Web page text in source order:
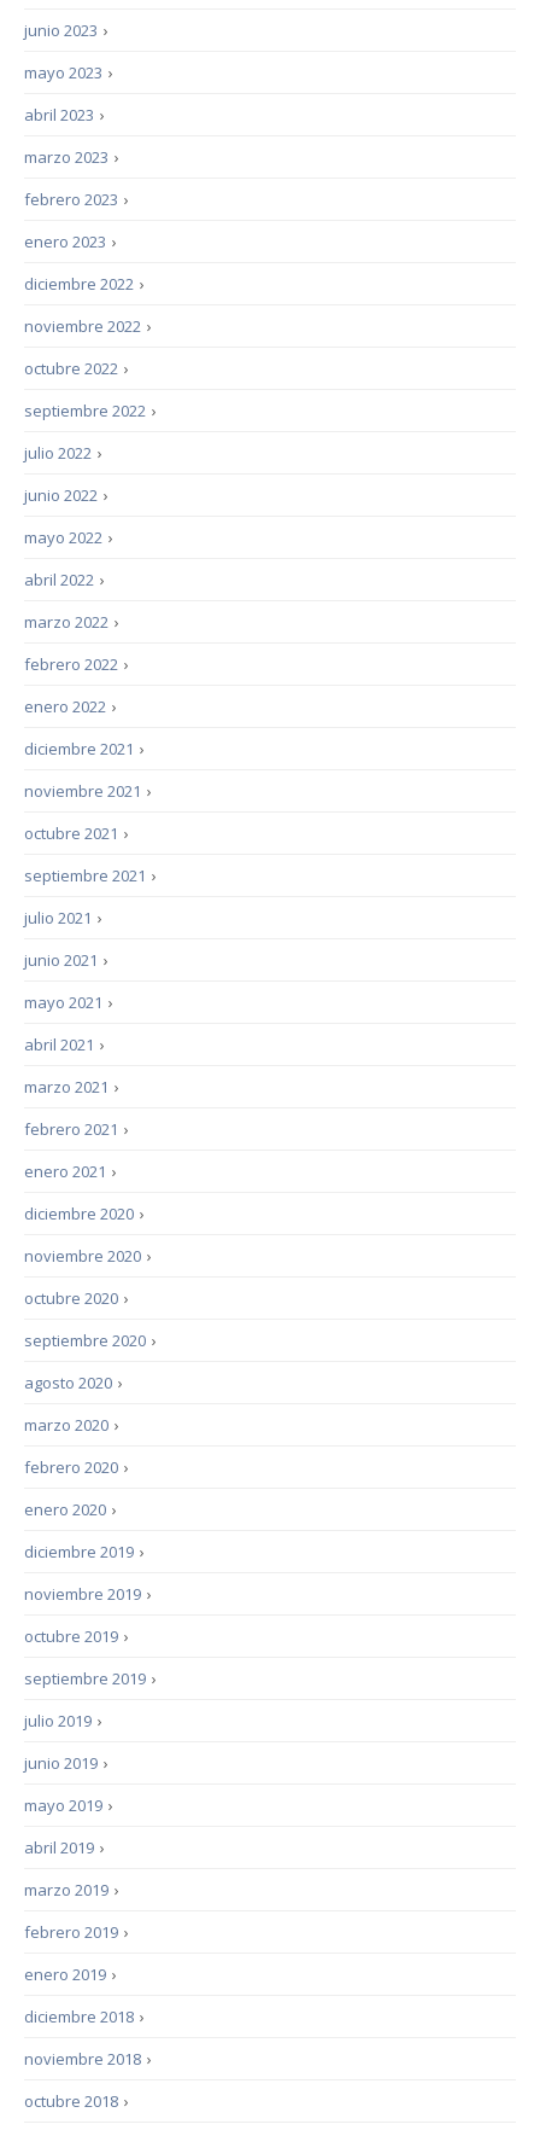
›
junio 2023
›
mayo 2023
›
abril 2023
›
marzo 2023
›
febrero 2023
›
enero 2023
›
diciembre 2022
›
noviembre 2022
›
octubre 2022
›
septiembre 2022
›
julio 2022
›
junio 2022
›
mayo 2022
›
abril 2022
›
marzo 2022
›
febrero 2022
›
enero 2022
›
diciembre 2021
›
noviembre 2021
›
octubre 2021
›
septiembre 2021
›
julio 2021
›
junio 2021
›
mayo 2021
›
abril 2021
›
marzo 2021
›
febrero 2021
›
enero 2021
›
diciembre 2020
›
noviembre 2020
›
octubre 2020
›
septiembre 2020
›
agosto 2020
›
marzo 2020
›
febrero 2020
›
enero 2020
›
diciembre 2019
›
noviembre 2019
›
octubre 2019
›
septiembre 2019
›
julio 2019
›
junio 2019
›
mayo 2019
›
abril 2019
›
marzo 2019
›
febrero 2019
›
enero 2019
›
diciembre 2018
›
noviembre 2018
›
octubre 2018